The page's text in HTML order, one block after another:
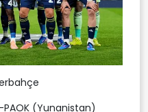
(Yunanistan)